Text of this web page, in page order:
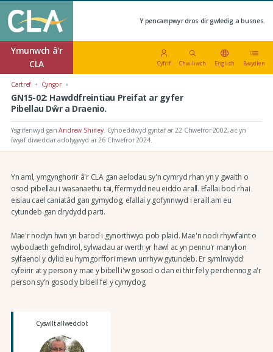
Y pencampwyr dros dir gwledig a busnes.
Ymunwch â'r
CLA
Cyfrif Chwiliwch English Bwydlen
Cartref Cyngor
GN15-02: Hawddfreintiau Preifat ar gyfer
Pibellau Dŵr a Draenio.
Ysgrifenwyd ganAndrew Shirley. Cyhoeddwyd gyntaf ar 22 Chwefror 2002, ac yn
fwyaf diweddar adolygwyd ar 26 Chwefror 2024.
Yn aml, ymgynghorir â'r CLA gan aelodau sy'n cymryd rhan yn y gwaith o
osod pibellau i wasanaethu tai, ffermydd neu eiddo arall. Efallai bod rhai
eisiau cael caniatâd gan gymydog, efallai y gofynnwyd i eraill am eu
cytundeb gan drydydd parti.
Mae'r nodyn hwn yn barod i gynorthwyo pob plaid. Mae'n nodi rhywfaint o
wybodaeth gefndirol, sylwadau ar werth yr hawl ac yn pennu'r manylion
sylfaenol y dylid eu hymgorffori mewn unrhyw gytundeb. Er symlrwydd
cyfeirir at y person y mae y bibell i'w gosod o dan ei thir fel y perchennog a'r
person sy'n gosod y bibell fel y cymydog.
Cyswllt allweddol: